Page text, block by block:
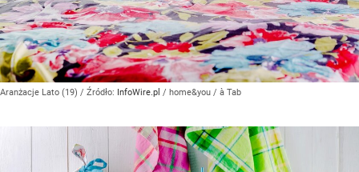
Aranżacje Lato (19) / Źródło: InfoWire.pl / home&you / à Tab